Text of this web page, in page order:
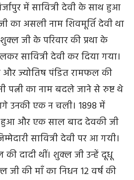
में सावित्री देवी के साथ हुआ
का असली नाम शिवमूर्ति देवी था
जी के परिवार की प्रथा के
सावित्री देवी कर दिया गया।
ज्योतिष पंडित रामफल की
पत्नी का नाम बदले जाने से रुष्ट थे
उनकी एक न चली। 1898 में
हुआ और एक साल बाद देवकी जी
सावित्री देवी पर आ गयी।
दादी थीं। शुक्ल जी उन्हें दूधू
की माँ का निधन 12 वर्ष की